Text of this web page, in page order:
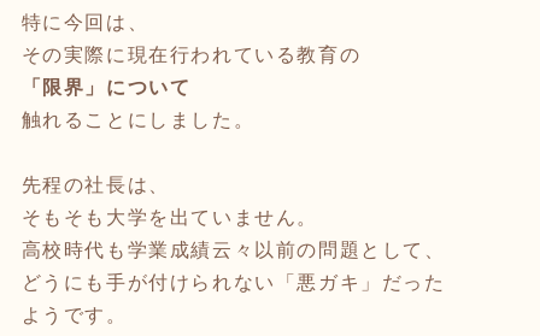
特に今回は、
その実際に現在行われている教育の
「限界」について
触れることにしました。
先程の社長は、
そもそも大学を出ていません。
高校時代も学業成績云々以前の問題として、
どうにも手が付けられない「悪ガキ」だった
ようです。